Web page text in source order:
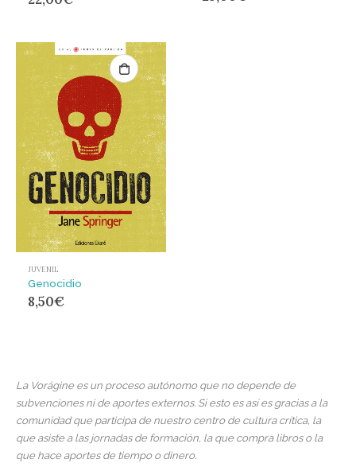
JUVENIL
Genocidio
8,50€
La Vorágine es un proceso autónomo que no depende de
subvenciones ni de aportes externos. Si esto es así es gracias a la
comunidad que participa de nuestro centro de cultura crítica, la
que asiste a las jornadas de formación, la que compra libros o la
que hace aportes de tiempo o dinero.